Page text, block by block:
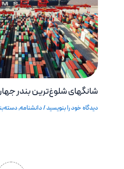
شانگهای شلوغ‌ترین بندر
دیدگاه‌ خود را بنویسید/دانشنامه,